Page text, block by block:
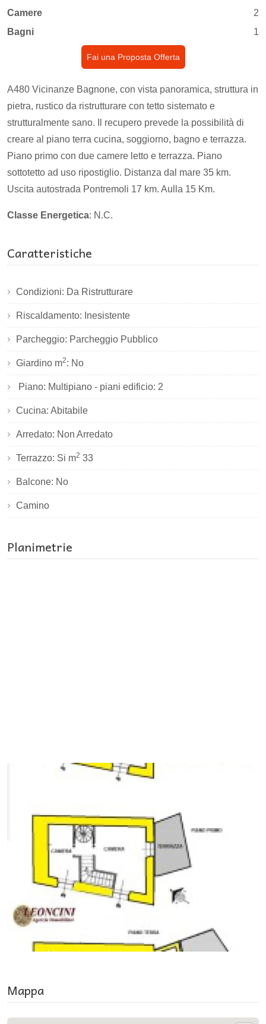
Camere
2
Bagni
1
Fai una Proposta Offerta
A480 Vicinanze Bagnone, con vista panoramica, struttura in
pietra, rustico da ristrutturare con tetto sistemato e
strutturalmente sano. Il recupero prevede la possibilità di
creare al piano terra cucina, soggiorno, bagno e terrazza.
Piano primo con due camere letto e terrazza. Piano
sottotetto ad uso ripostiglio. Distanza dal mare 35 km.
Uscita autostrada Pontremoli 17 km. Aulla 15 Km.
Classe Energetica: N.C.
Caratteristiche
Condizioni: Da Ristrutturare
Riscaldamento: Inesistente
Parcheggio: Parcheggio Pubblico
Giardino m2: No
Piano: Multipiano - piani edificio: 2
Cucina: Abitabile
Arredato: Non Arredato
Terrazzo: Si m2 33
Balcone: No
Camino
Planimetrie
Mappa